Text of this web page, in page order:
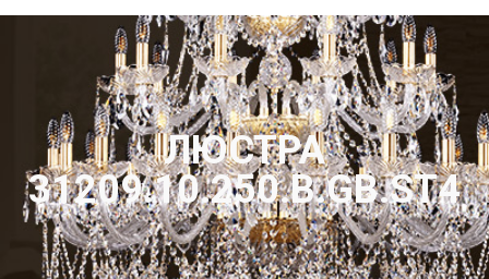
ЛЮСТРА
31209.10.250.B.GB.ST4